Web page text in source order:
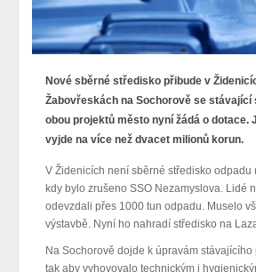
Nové sběrné středisko přibude v
Žabovřeskách na Sochorově se stávající
obou projektů město nyní žádá o dotace.
vyjde na více než dvacet milionů korun.
V Židenicích není sběrné středisko odpadu
kdy bylo zrušeno SSO Nezamyslova. Lidé
odevzdali přes 1000 tun odpadu. Muselo
výstavbě. Nyní ho nahradí středisko na
Na Sochorově dojde k úpravám
tak aby vyhovovalo technickým i